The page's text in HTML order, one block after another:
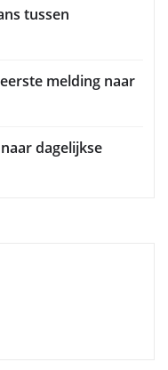
tussen
melding naar
dagelijkse